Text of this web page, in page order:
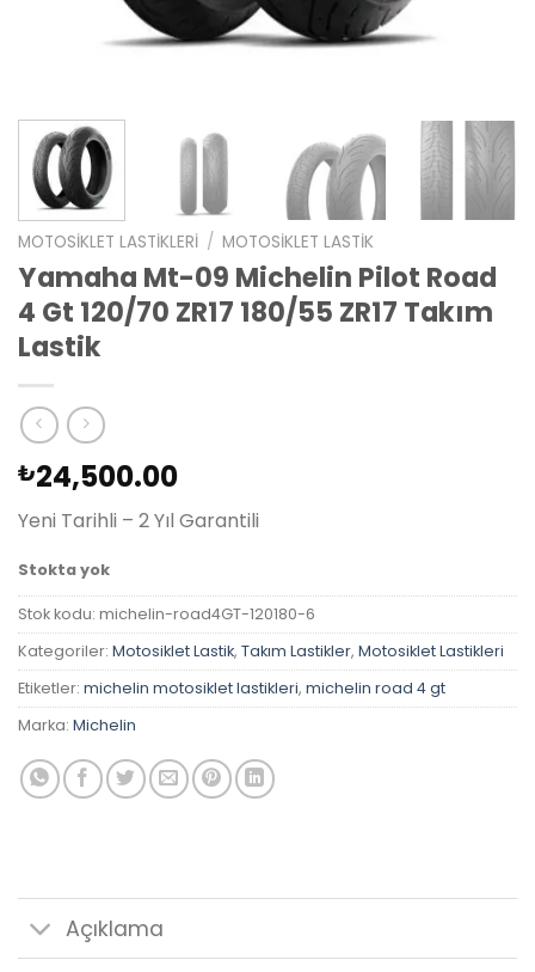
MOTOSIKLET LASTIKLERI / MOTOSIKLET LASTIK
Yamaha Mt-09 Michelin Pilot Road
4 Gt 120/70 ZR17 180/55 ZR17 Takım
Lastik
₺24,500.00
Yeni Tarihli – 2 Yıl Garantili
Stokta yok
Stok kodu: michelin-road4GT-120180-6
Kategoriler: Motosiklet Lastik, Takım Lastikler, Motosiklet Lastikleri
Etiketler: michelin motosiklet lastikleri, michelin road 4 gt
Marka: Michelin
Açıklama